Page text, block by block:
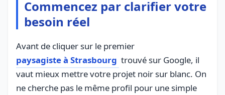
Commencez par clarifier votre
besoin réel
Avant de cliquer sur le premier
paysagiste à Strasbourg trouvé sur Google, il
vaut mieux mettre votre projet noir sur blanc. On
ne cherche pas le même profil pour une simple